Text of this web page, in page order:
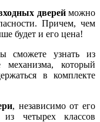
дверейможно
Причем, чем
будет и его цена!
сможете узнать из
механизма, который
в комплекте
, независимо от его
четырех классов